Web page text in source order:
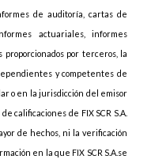
de auditoría, cartas de
actuariales, informes
por terceros, la
y competentes de
o en la jurisdicción del emisor
calificaciones de FIX SCR S.A.
de hechos, ni la verificación
en la que FIX SCR S.A.se